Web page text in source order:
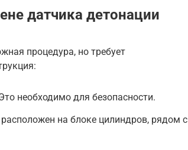
датчика детонации
процедура, но требует
необходимо для безопасности.
на блоке цилиндров, рядом с